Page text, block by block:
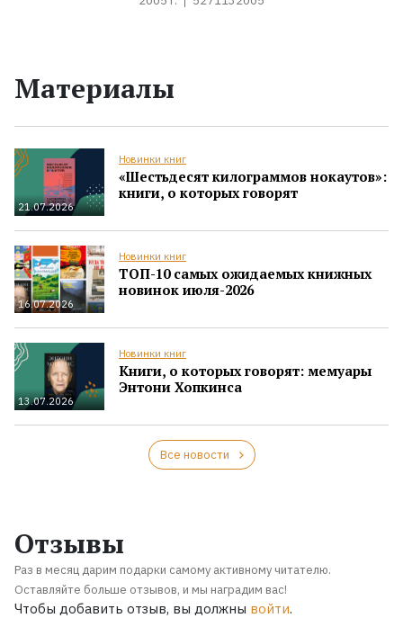
Материалы
21.07.2026
Новинки книг
«Шестьдесят килограммов нокаутов»:
книги, о которых говорят
16.07.2026
Новинки книг
ТОП-10 самых ожидаемых книжных
новинок июля-2026
13.07.2026
Новинки книг
Книги, о которых говорят: мемуары
Энтони Хопкинса
Все новости
Отзывы
Раз в месяц дарим подарки самому активному читателю.
Оставляйте больше отзывов, и мы наградим вас!
Чтобы добавить отзыв, вы должны войти.